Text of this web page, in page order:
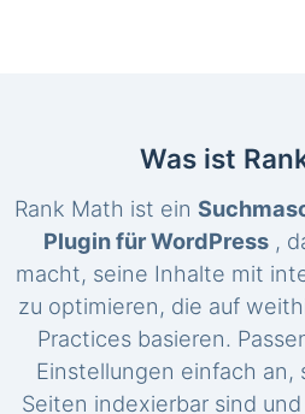
Was ist
Rank Math ist ein
Plugin für WordPress,
macht, seine Inhalte mit
zu optimieren, die auf
Practices basieren.
Einstellungen einfach an,
Seiten indexierbar sind